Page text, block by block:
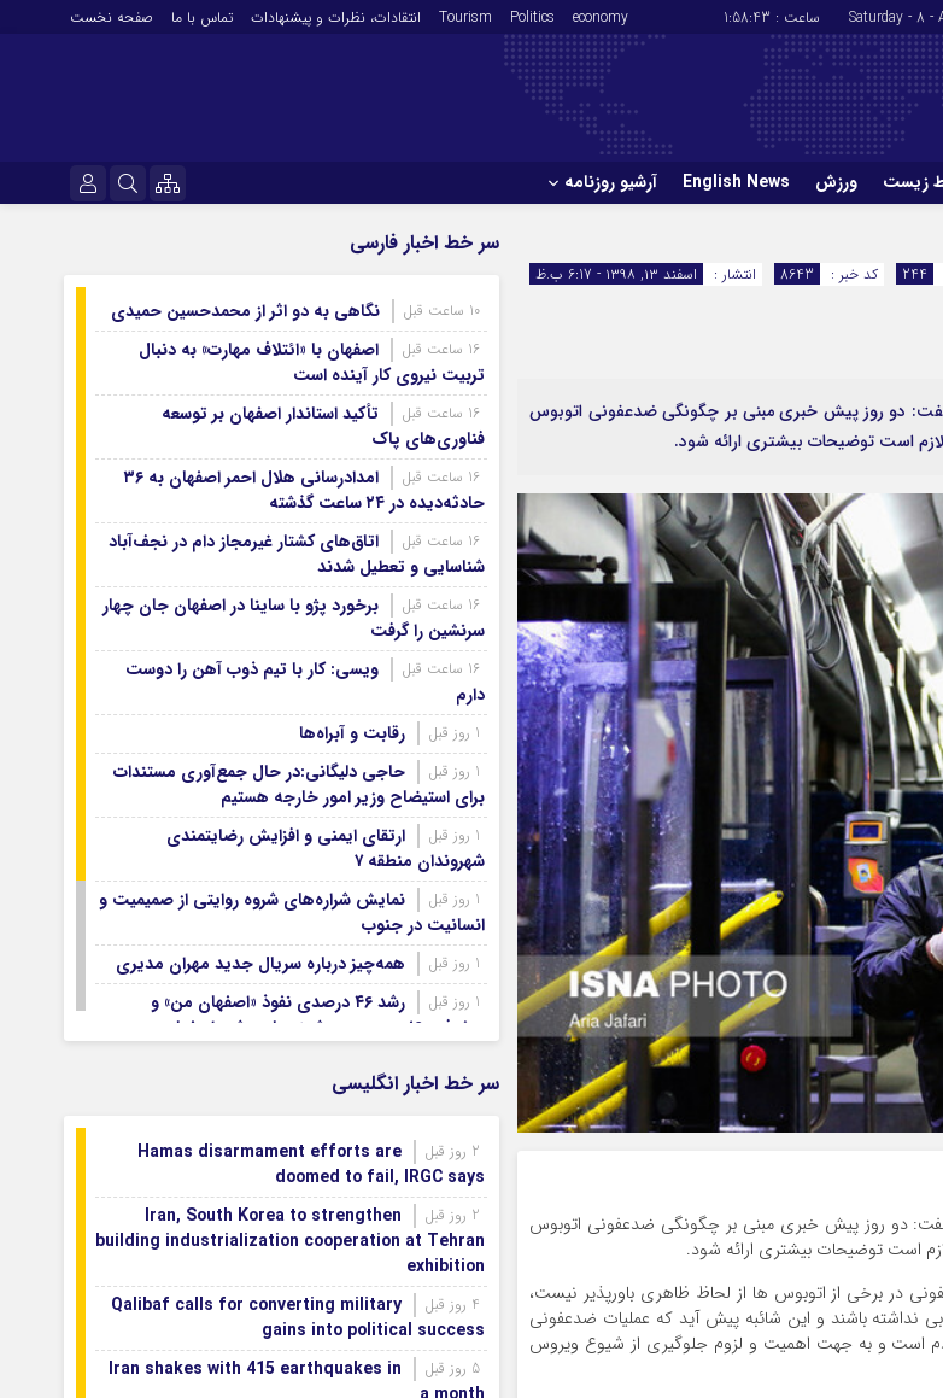
ساعت : 1:58:44
economy
Politics
Tourism انتقادات‌، نظرات و پیشنهادات تماس با ما صفحه نخست
زیست ورزش English News آرشیو روزنامه
رمز عبور
مرا به خاطر بسپار
ورزش English News
آرشیو ۱۴۰۵
آرشیو ۱۴۰۴
آرشیو ۱۴۰۳
آرشیو ۱۴۰۱
آرشیو ۱۴۰۰
آرشیو ۱۳۹۹
آرشیو ۱۳۹۸
آرشیو ۱۳۹۷
انتشار :
اسفند ۱۳, ۱۳۹۸ - 6:17 ب.ظ کد خبر : 8643 244
دو روز پیش خبری مبنی بر چگونگی ضدعفونی اتوبوس
است توضیحات بیشتری ارائه شود.
دو روز پیش خبری مبنی بر چگونگی ضدعفونی اتوبوس
است توضیحات بیشتری ارائه شود.
در برخی از اتوبوس ها از لحاظ ظاهری باورپذیر نیست،
نداشته باشند و این شائبه پیش آید که عملیات ضدعفونی
است و به جهت اهمیت و لزوم جلوگیری از شیوع ویروس
سر خط اخبار فارسی
نگاهی به دو اثر از محمدحسین حمیدی
اصفهان با «ائتلاف مهارت» به دنبال
تربیت نیروی کار آینده است
تأکید استاندار اصفهان بر توسعه
فناوری‌های پاک
امدادرسانی هلال احمر اصفهان به ۳۶
حادثه‌دیده در ۲۴ ساعت گذشته
اتاق‌های کشتار غیرمجاز دام در نجف‌آباد
شناسایی و تعطیل شدند
برخورد پژو با ساینا در اصفهان جان چهار
سرنشین را گرفت
ویسی: کار با تیم ذوب آهن را دوست
دارم
رقابت و آبراه‌ها
حاجی دلیگانی:در حال جمع‌آوری مستندات
برای استیضاح وزیر امور خارجه هستیم
ارتقای ایمنی و افزایش رضایتمندی
شهروندان منطقه ۷
نمایش شراره‌های شروه روایتی از صمیمیت و
انسانیت در جنوب
همه‌چیز درباره سریال جدید مهران مدیری
رشد ۴۶ درصدی نفوذ «اصفهان من» و
پیشرفت ۱۶ درصدی هوشمندسازی شهر اصفهان
اصفهان صاحب شرکت‌های ممیزی انرژی
می‌شود
حمایت از تشکل‌های اجتماعی
سر خط اخبار انگلیسی
Hamas disarmament efforts are
doomed to fail, IRGC says
Iran, South Korea to strengthen
building industrialization cooperation at Tehran
exhibition
Qalibaf calls for converting military
gains into political success
Iran shakes with 415 earthquakes in